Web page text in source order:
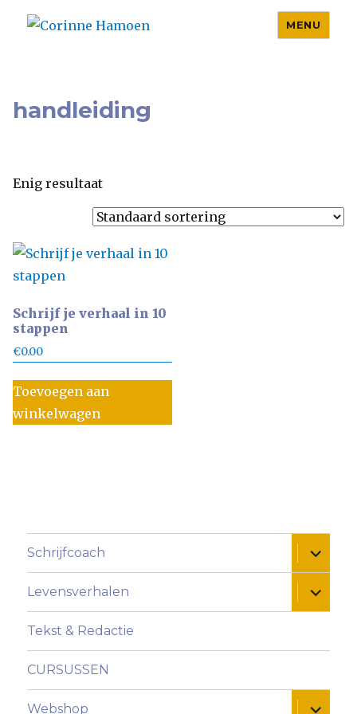
MENU
handleiding
Enig resultaat
Schrijf je verhaal in 10
stappen
€0.00
Toevoegen aan
winkelwagen
Schrijfcoach Alles
Levensverhalen Alles
Tekst & Redactie
CURSUSSEN
Webshop Alles